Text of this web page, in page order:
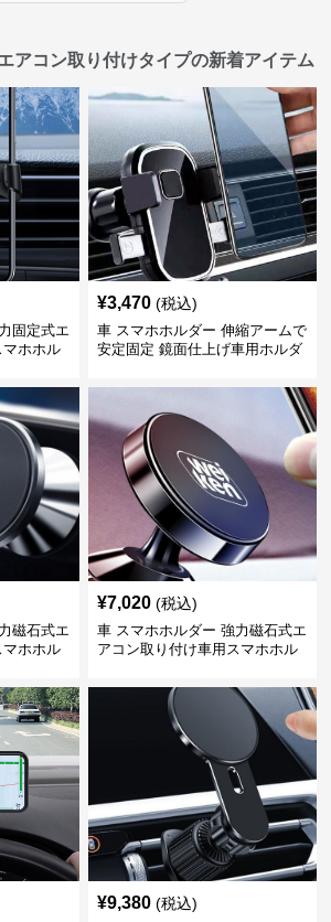
アコン取り付けタイプの新着アイテム
固定式エ
ホホル
¥3,470 (税込)
車 スマホホルダー 伸縮アームで
安定固定 鏡面仕上げ車用ホルダ
磁石式エ
ホホル
¥7,020 (税込)
車 スマホホルダー 強力磁石式エ
アコン取り付け車用スマホホル
¥9,380 (税込)